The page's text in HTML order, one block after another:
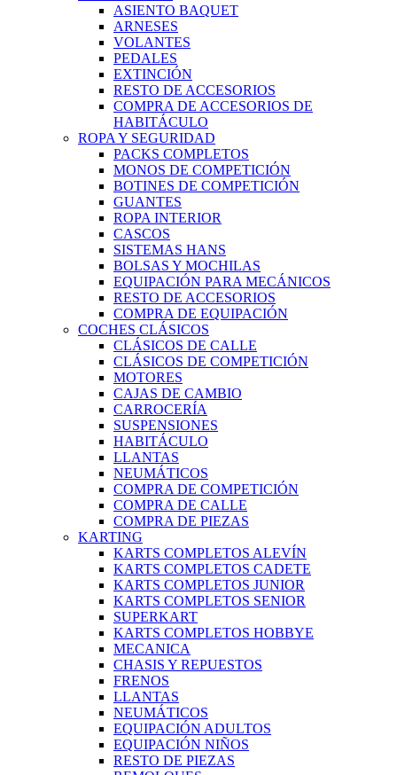
ASIENTO BAQUET
ARNESES
VOLANTES
PEDALES
EXTINCIÓN
RESTO DE ACCESORIOS
COMPRA DE ACCESORIOS DE
HABITÁCULO
ROPA Y SEGURIDAD
PACKS COMPLETOS
MONOS DE COMPETICIÓN
BOTINES DE COMPETICIÓN
GUANTES
ROPA INTERIOR
CASCOS
SISTEMAS HANS
BOLSAS Y MOCHILAS
EQUIPACIÓN PARA MECÁNICOS
RESTO DE ACCESORIOS
COMPRA DE EQUIPACIÓN
COCHES CLÁSICOS
CLÁSICOS DE CALLE
CLÁSICOS DE COMPETICIÓN
MOTORES
CAJAS DE CAMBIO
CARROCERÍA
SUSPENSIONES
HABITÁCULO
LLANTAS
NEUMÁTICOS
COMPRA DE COMPETICIÓN
COMPRA DE CALLE
COMPRA DE PIEZAS
KARTING
KARTS COMPLETOS ALEVÍN
KARTS COMPLETOS CADETE
KARTS COMPLETOS JUNIOR
KARTS COMPLETOS SENIOR
SUPERKART
KARTS COMPLETOS HOBBYE
MECANICA
CHASIS Y REPUESTOS
FRENOS
LLANTAS
NEUMÁTICOS
EQUIPACIÓN ADULTOS
EQUIPACIÓN NIÑOS
RESTO DE PIEZAS